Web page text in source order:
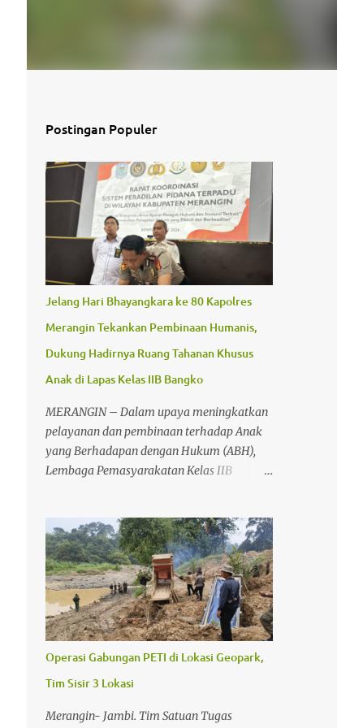
Postingan Populer
Jelang Hari Bhayangkara ke 80 Kapolres
Merangin Tekankan Pembinaan Humanis,
Dukung Hadirnya Ruang Tahanan Khusus
Anak di Lapas Kelas IIB Bangko
MERANGIN – Dalam upaya meningkatkan
pelayanan dan pembinaan terhadap Anak
yang Berhadapan dengan Hukum (ABH),
Lembaga Pemasyarakatan Kelas IIB
Tahanan Khusus Anak, Senin (22/6/2026)
sekitar pukul 11.00 WIB. Kegiatan tersebut
berlangsung di Lapas Kelas IIB Bangko dan
dihadiri unsur Forum Koordinasi Pimpinan
Daerah (Forkopimda) serta aparat penegak
hukum di Kabupaten Merangin. Koordinasi
tersebut dilakukan sebagai bentuk
sinergitas antarinstansi dalam mendukung
rencana pembangunan fasilitas khusus bagi
Keberadaan ruang tahanan khusus anak
Operasi Gabungan PETI di Lokasi Geopark,
Tim Sisir 3 Lokasi
Merangin- Jambi. Tim Satuan Tugas